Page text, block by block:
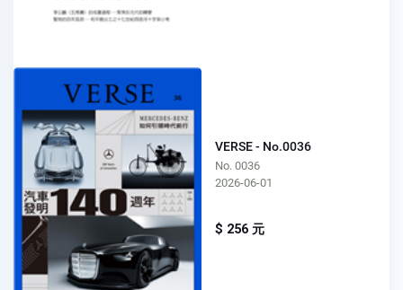
VERSE - No.0036
No. 0036
2026-06-01
$ 256 元